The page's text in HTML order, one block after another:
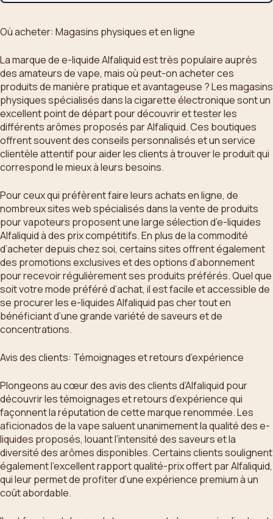
Où acheter: Magasins physiques et en ligne
La marque de e-liquide Alfaliquid est très populaire auprès
des amateurs de vape, mais où peut-on acheter ces
produits de manière pratique et avantageuse ? Les magasins
physiques spécialisés dans la cigarette électronique sont un
excellent point de départ pour découvrir et tester les
différents arômes proposés par Alfaliquid. Ces boutiques
offrent souvent des conseils personnalisés et un service
clientèle attentif pour aider les clients à trouver le produit qui
correspond le mieux à leurs besoins.
Pour ceux qui préfèrent faire leurs achats en ligne, de
nombreux sites web spécialisés dans la vente de produits
pour vapoteurs proposent une large sélection d’e-liquides
Alfaliquid à des prix compétitifs. En plus de la commodité
d’acheter depuis chez soi, certains sites offrent également
des promotions exclusives et des options d’abonnement
pour recevoir régulièrement ses produits préférés. Quel que
soit votre mode préféré d’achat, il est facile et accessible de
se procurer les e-liquides Alfaliquid pas cher tout en
bénéficiant d’une grande variété de saveurs et de
concentrations.
Avis des clients: Témoignages et retours d’expérience
Plongeons au cœur des avis des clients d’Alfaliquid pour
découvrir les témoignages et retours d’expérience qui
façonnent la réputation de cette marque renommée. Les
aficionados de la vape saluent unanimement la qualité des e-
liquides proposés, louant l’intensité des saveurs et la
diversité des arômes disponibles. Certains clients soulignent
également l’excellent rapport qualité-prix offert par Alfaliquid,
qui leur permet de profiter d’une expérience premium à un
coût abordable.